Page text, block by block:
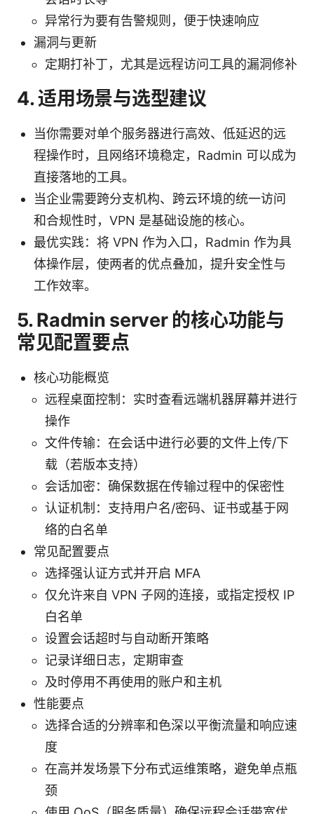
异常行为要有告警规则，便于快速响应
漏洞与更新
定期打补丁，尤其是远程访问工具的漏洞修补
4. 适用场景与选型建议
当你需要对单个服务器进行高效、低延迟的远
程操作时，且网络环境稳定，Radmin 可以成为
直接落地的工具。
当企业需要跨分支机构、跨云环境的统一访问
和合规性时，VPN 是基础设施的核心。
最优实践：将 VPN 作为入口，Radmin 作为具
体操作层，使两者的优点叠加，提升安全性与
工作效率。
5. Radmin server 的核心功能与
常见配置要点
核心功能概览
远程桌面控制：实时查看远端机器屏幕并进行
操作
文件传输：在会话中进行必要的文件上传/下
载（若版本支持）
会话加密：确保数据在传输过程中的保密性
认证机制：支持用户名/密码、证书或基于网
络的白名单
常见配置要点
选择强认证方式并开启 MFA
仅允许来自 VPN 子网的连接，或指定授权 IP
白名单
设置会话超时与自动断开策略
记录详细日志，定期审查
及时停用不再使用的账户和主机
性能要点
选择合适的分辨率和色深以平衡流量和响应速
度
在高并发场景下分布式运维策略，避免单点瓶
颈